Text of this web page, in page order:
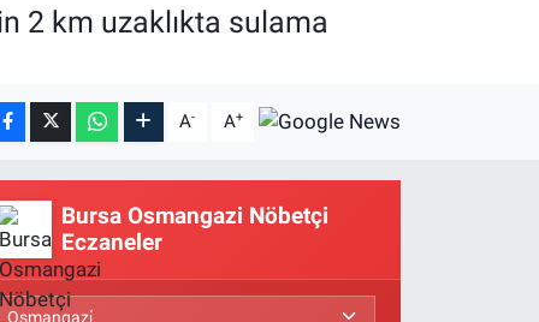
2 km uzaklıkta sulama
A- A+
Bursa Osmangazi Nöbetçi
Eczaneler